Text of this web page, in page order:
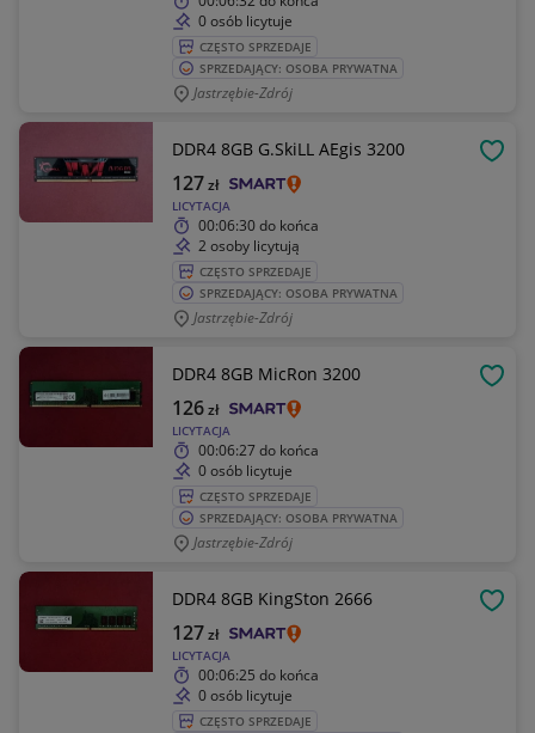
0 osób licytuje
CZĘSTO SPRZEDAJE
SPRZEDAJĄCY: OSOBA PRYWATNA
Jastrzębie-Zdrój
DDR4 8GB G.SkiLL AEgis 3200
LICYTACJA
127zł
00:06:30do końca
2 osoby licytują
CZĘSTO SPRZEDAJE
SPRZEDAJĄCY: OSOBA PRYWATNA
Jastrzębie-Zdrój
DDR4 8GB MicRon 3200
LICYTACJA
126zł
00:06:27do końca
0 osób licytuje
CZĘSTO SPRZEDAJE
SPRZEDAJĄCY: OSOBA PRYWATNA
Jastrzębie-Zdrój
DDR4 8GB KingSton 2666
LICYTACJA
127zł
00:06:25 do końca
0 osób licytuje
CZĘSTO SPRZEDAJE